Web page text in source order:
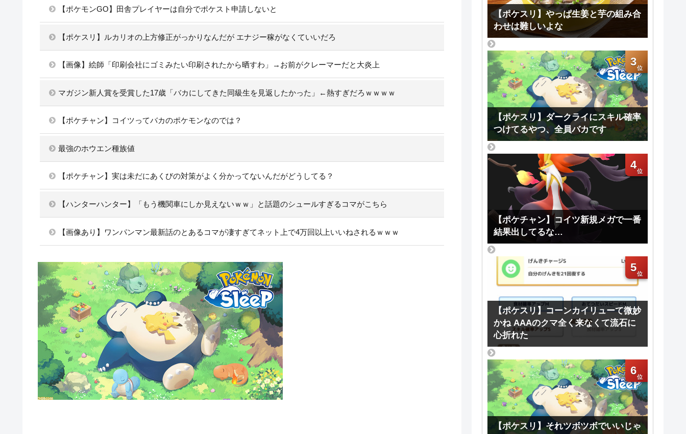
【ポケモンGO】田舎プレイヤーは自分でポケスト申請しないと
【ポケスリ】ルカリオの上方修正がっかりなんだが エナジー稼がなくていいだろ
【画像】絵師「印刷会社にゴミみたい印刷されたから晒すわ」→お前がクレーマーだと大炎上
マガジン新人賞を受賞した17歳「バカにしてきた同級生を見返したかった」←熱すぎだろｗｗｗｗ
【ポケチャン】コイツってバカのポケモンなのでは？
最強のホウエン種族値
【ポケチャン】実は未だにあくびの対策がよく分かってないんだがどうしてる？
【ハンターハンター】「もう機関車にしか見えないｗｗ」と話題のシュールすぎるコマがこちら
【画像あり】ワンパンマン最新話のとあるコマが凄すぎてネット上で4万回以上いいねされるｗｗｗ
【ポケスリ】やっぱ生姜と芋の組み合
わせは難しいよな
3
【ポケスリ】ダークライにスキル確率
つけてるやつ、全員バカです
4
【ポケチャン】コイツ新規メガで一番
結果出してるな…
5
【ポケスリ】コーンカイリューて微妙
かね AAAのクマ全く来なくて流石に
心折れた
6
【ポケスリ】それツボツボでいいじゃ